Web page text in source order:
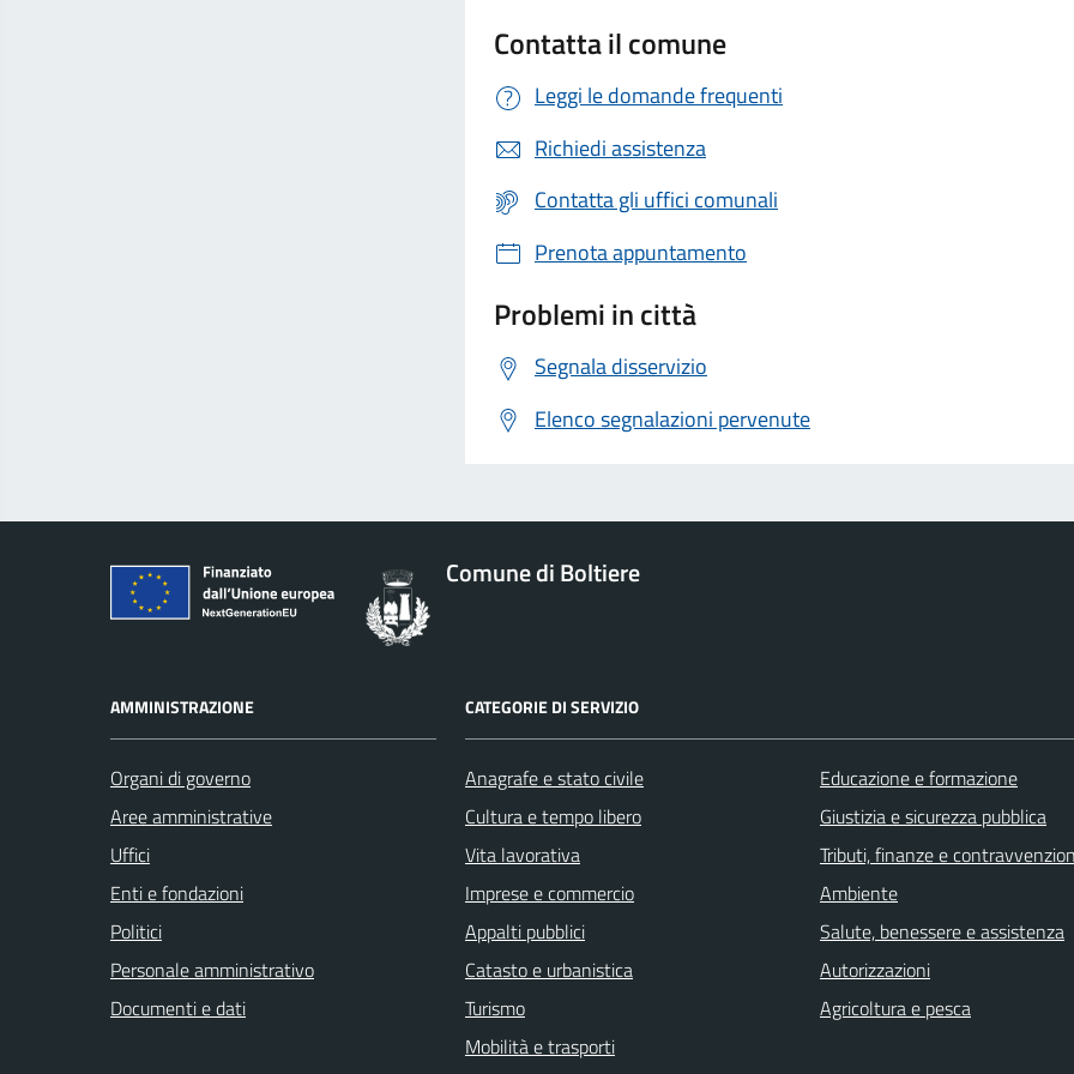
Contatta il comune
Leggi le domande frequenti
Richiedi assistenza
Contatta gli uffici comunali
Prenota appuntamento
Problemi in città
Segnala disservizio
Elenco segnalazioni pervenute
Comune di Boltiere
AMMINISTRAZIONE
Organi di governo
Aree amministrative
Uffici
Enti e fondazioni
Politici
Personale amministrativo
Documenti e dati
CATEGORIE DI SERVIZIO
Anagrafe e stato civile
Cultura e tempo libero
Vita lavorativa
Imprese e commercio
Appalti pubblici
Catasto e urbanistica
Turismo
Mobilità e trasporti
Educazione e formazione
Giustizia e sicurezza pubblica
Tributi, finanze e
Ambiente
Salute, benessere e assistenza
Autorizzazioni
Agricoltura e pesca